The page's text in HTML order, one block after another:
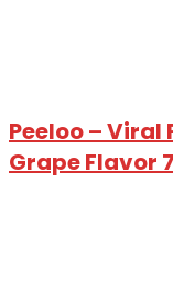
Peeloo – Viral
Grape Flavor